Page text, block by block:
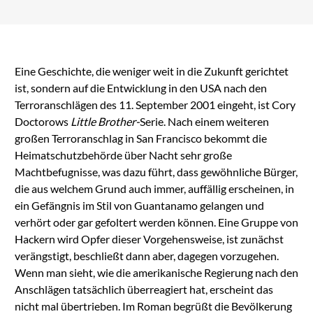
Eine Geschichte, die weniger weit in die Zukunft gerichtet
ist, sondern auf die Entwicklung in den USA nach den
Terroranschlägen des 11. September 2001 eingeht, ist Cory
Doctorows Little Brother-Serie. Nach einem weiteren
großen Terroranschlag in San Francisco bekommt die
Heimatschutzbehörde über Nacht sehr große
Machtbefugnisse, was dazu führt, dass gewöhnliche Bürger,
die aus welchem Grund auch immer, auffällig erscheinen, in
ein Gefängnis im Stil von Guantanamo gelangen und
verhört oder gar gefoltert werden können. Eine Gruppe von
Hackern wird Opfer dieser Vorgehensweise, ist zunächst
verängstigt, beschließt dann aber, dagegen vorzugehen.
Wenn man sieht, wie die amerikanische Regierung nach den
Anschlägen tatsächlich überreagiert hat, erscheint das
nicht mal übertrieben. Im Roman begrüßt die Bevölkerung